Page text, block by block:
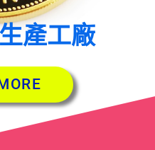
產工廠